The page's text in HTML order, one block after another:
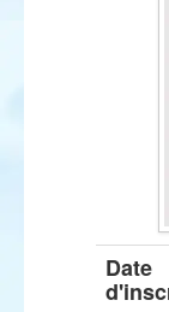
Date